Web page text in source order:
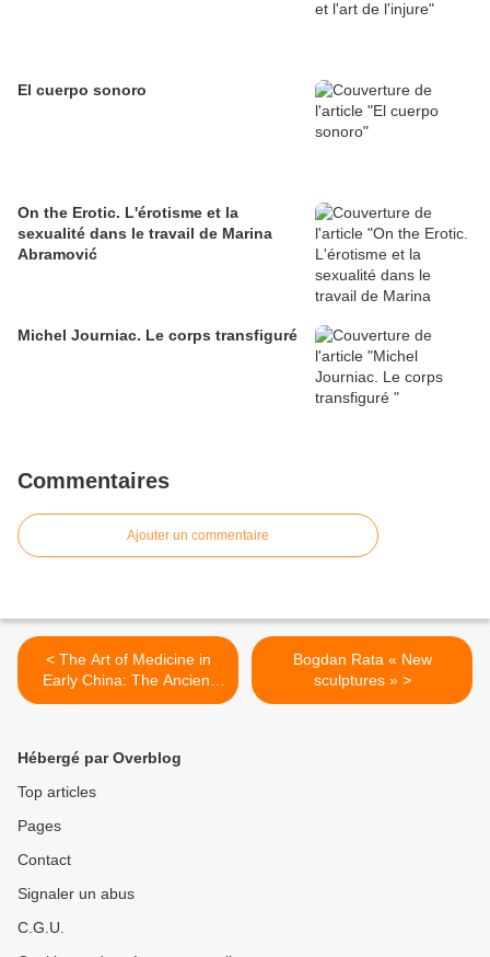
El cuerpo sonoro
On the Erotic. L'érotisme et la
sexualité dans le travail de Marina
Abramović
Michel Journiac. Le corps transfiguré
Commentaires
Ajouter un commentaire
< The Art of Medicine in
Early China: The Ancient
and Medieval Origins of a
Bogdan Rata « New
sculptures » >
Hébergé par Overblog
Top articles
Pages
Contact
Signaler un abus
C.G.U.